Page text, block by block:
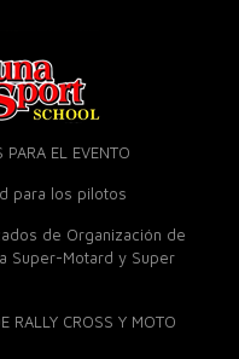
PARA EL EVENTO
para los pilotos
de Organización de
Super-Motard y Super
RALLY CROSS Y MOTO